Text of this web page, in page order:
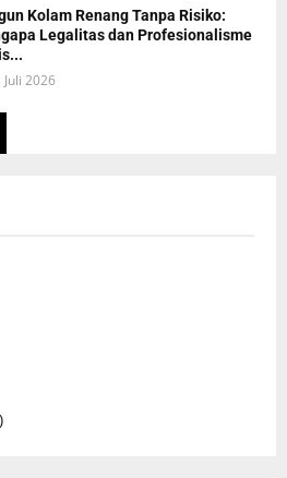
Kolam Renang Tanpa Risiko:
Legalitas dan Profesionalisme
Juli 2026